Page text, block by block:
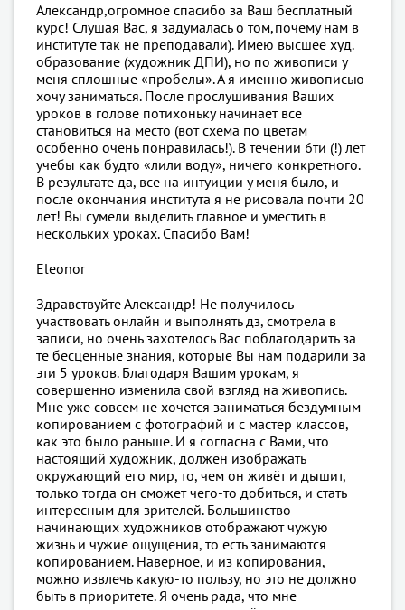
Александр,огромное спасибо за Ваш бесплатный
курс! Слушая Вас, я задумалась о том,почему нам в
институте так не преподавали). Имею высшее худ.
образование (художник ДПИ), но по живописи у
меня сплошные «пробелы». А я именно живописью
хочу заниматься. После прослушивания Ваших
уроков в голове потихоньку начинает все
становиться на место (вот схема по цветам
особенно очень понравилась!). В течении 6ти (!) лет
учебы как будто «лили воду», ничего конкретного.
В результате да, все на интуиции у меня было, и
после окончания института я не рисовала почти 20
лет! Вы сумели выделить главное и уместить в
нескольких уроках. Спасибо Вам!
Eleonor
Здравствуйте Александр! Не получилось
участвовать онлайн и выполнять дз, смотрела в
записи, но очень захотелось Вас поблагодарить за
те бесценные знания, которые Вы нам подарили за
эти 5 уроков. Благодаря Вашим урокам, я
совершенно изменила свой взгляд на живопись.
Мне уже совсем не хочется заниматься бездумным
копированием с фотографий и с мастер классов,
как это было раньше. И я согласна с Вами, что
настоящий художник, должен изображать
окружающий его мир, то, чем он живёт и дышит,
только тогда он сможет чего-то добиться, и стать
интересным для зрителей. Большинство
начинающих художников отображают чужую
жизнь и чужие ощущения, то есть занимаются
копированием. Наверное, и из копирования,
можно извлечь какую-то пользу, но это не должно
быть в приоритете. Я очень рада, что мне